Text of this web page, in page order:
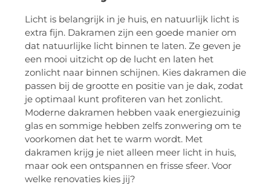
Licht is belangrijk in je huis, en natuurlijk licht is
extra fijn. Dakramen zijn een goede manier om
dat natuurlijke licht binnen te laten. Ze geven je
een mooi uitzicht op de lucht en laten het
zonlicht naar binnen schijnen. Kies dakramen die
passen bij de grootte en positie van je dak, zodat
je optimaal kunt profiteren van het zonlicht.
Moderne dakramen hebben vaak energiezuinig
glas en sommige hebben zelfs zonwering om te
voorkomen dat het te warm wordt. Met
dakramen krijg je niet alleen meer licht in huis,
maar ook een ontspannen en frisse sfeer. Voor
welke renovaties kies jij?